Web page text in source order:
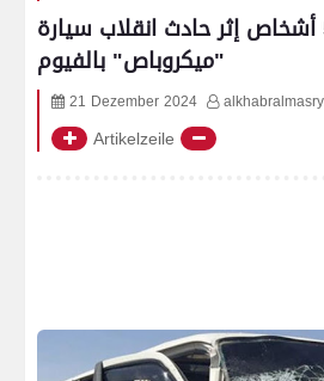
إصابة 5 أشخاص إثر حادث انقلاب سيارة
"ميكروباص" بالفيوم
21 Dezember 2024
Artikelzeile